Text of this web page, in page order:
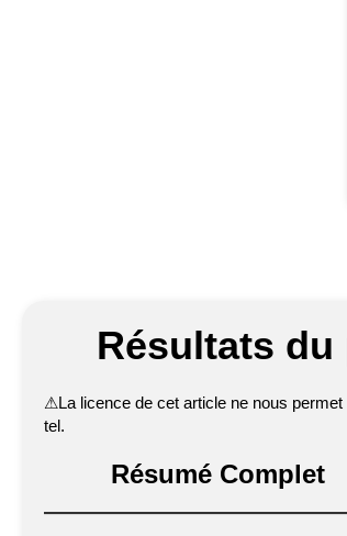
Résultats du
⚠La licence de cet article ne nous
tel.
Résumé Complet